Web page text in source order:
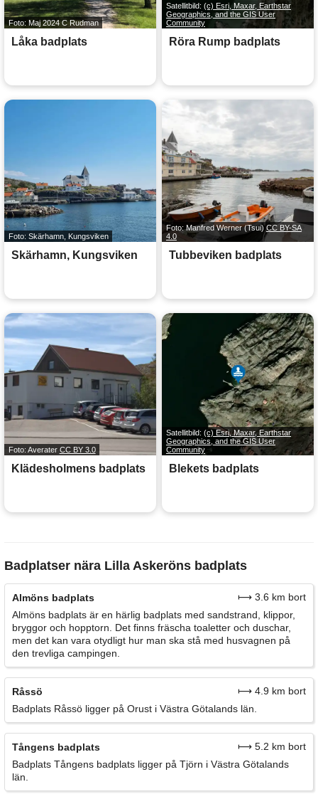
Foto: Maj 2024 C Rudman
Låka badplats
Satellitbild: (c) Esri, Maxar, Earthstar
Geographics, and the GIS User
Community
Röra Rump badplats
Foto: Skärhamn, Kungsviken
Skärhamn, Kungsviken
Foto: Manfred Werner (Tsui)CC BY-SA
4.0
Tubbeviken badplats
Foto: Averater CC BY 3.0
Klädesholmens badplats
Satellitbild: (c) Esri, Maxar, Earthstar
Geographics, and the GIS User
Community
Blekets badplats
Badplatser nära Lilla Askeröns badplats
Almöns badplats
⟼ 3.6 km bort
Almöns badplats är en härlig badplats med sandstrand, klippor,
bryggor och hopptorn. Det finns fräscha toaletter och duschar,
men det kan vara otydligt hur man ska stå med husvagnen på
den trevliga campingen.
Råssö
⟼ 4.9 km bort
Badplats Råssö ligger på Orust i Västra Götalands län.
Tångens badplats
⟼ 5.2 km bort
Badplats Tångens badplats ligger på Tjörn i Västra Götalands
län.